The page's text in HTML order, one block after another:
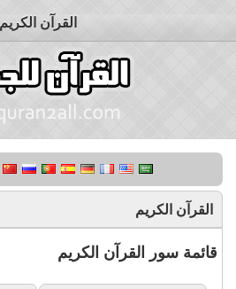
القرآن الكريم
القرآن الكريم
قائمة سور القرآن الكريم